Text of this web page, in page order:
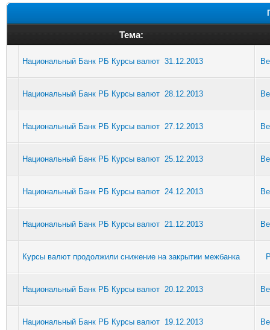
Тема:
Национальный Банк РБ Курсы валют 31.12.2013
Национальный Банк РБ Курсы валют 28.12.2013
Национальный Банк РБ Курсы валют 27.12.2013
Национальный Банк РБ Курсы валют 25.12.2013
Национальный Банк РБ Курсы валют 24.12.2013
Национальный Банк РБ Курсы валют 21.12.2013
Курсы валют продолжили снижение на закрытии межбанка
Национальный Банк РБ Курсы валют 20.12.2013
Национальный Банк РБ Курсы валют 19.12.2013